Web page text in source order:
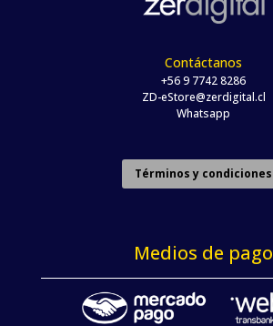
Contáctanos
+56 9 7742 8286
ZD-eStore@zerdigital.cl
Whatsapp
Términos y condiciones
Medios de pago